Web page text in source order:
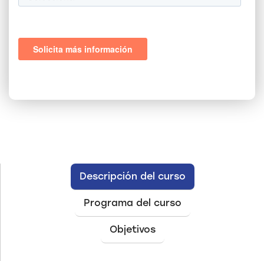
Descripción del curso
Programa del curso
Objetivos